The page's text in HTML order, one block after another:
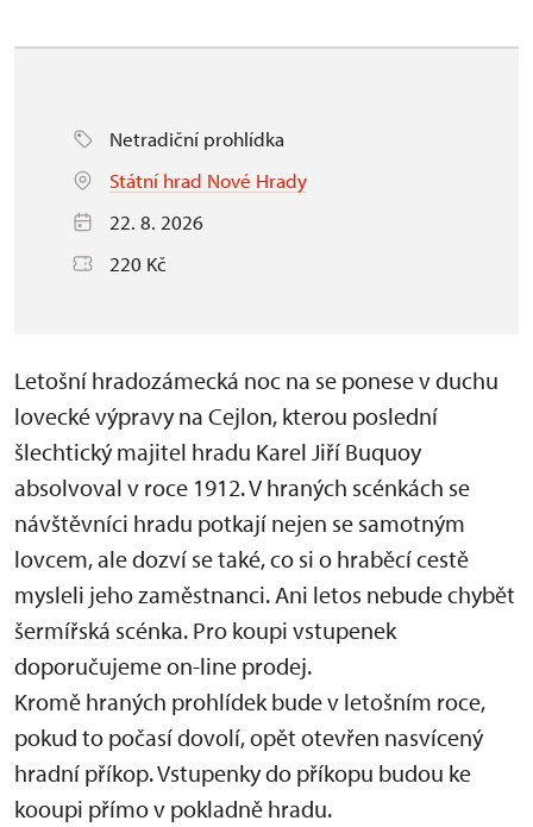
Netradiční prohlídka
Státní hrad Nové Hrady
22. 8. 2026
220 Kč
Letošní hradozámecká noc na se ponese v duchu
lovecké výpravy na Cejlon, kterou poslední
šlechtický majitel hradu Karel Jiří Buquoy
absolvoval v roce 1912. V hraných scénkách se
návštěvníci hradu potkají nejen se samotným
lovcem, ale dozví se také, co si o hraběcí cestě
mysleli jeho zaměstnanci. Ani letos nebude chybět
šermířská scénka. Pro koupi vstupenek
doporučujeme on-line prodej.
Kromě hraných prohlídek bude v letošním roce,
pokud to počasí dovolí, opět otevřen nasvícený
hradní příkop. Vstupenky do příkopu budou ke
kooupi přímo v pokladně hradu.